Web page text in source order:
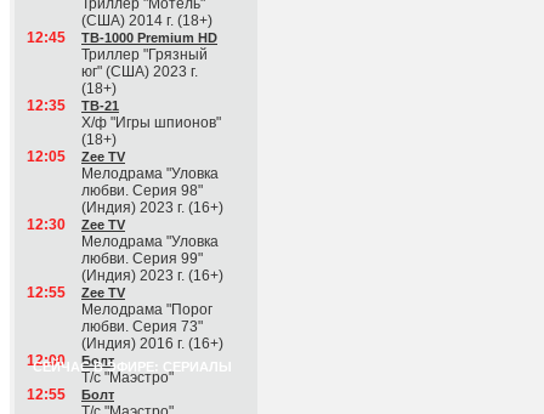
Триллер "Мотель"
(США) 2014 г. (18+)
12:45
ТВ-1000 Premium HD
Триллер "Грязный
юг" (США) 2023 г.
(18+)
12:35
ТВ-21
Х/ф "Игры шпионов"
(18+)
12:05
Zee TV
Мелодрама "Уловка
любви. Серия 98"
(Индия) 2023 г. (16+)
12:30
Zee TV
Мелодрама "Уловка
любви. Серия 99"
(Индия) 2023 г. (16+)
12:55
Zee TV
Мелодрама "Порог
любви. Серия 73"
(Индия) 2016 г. (16+)
СЕЙЧАС В ЭФИРЕ: СЕРИАЛЫ
12:00 Болт
Т/с "Маэстро"
12:55
Болт